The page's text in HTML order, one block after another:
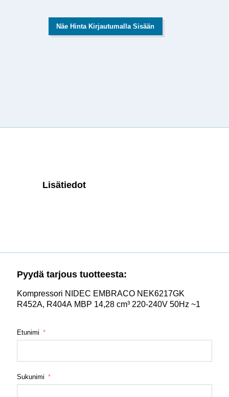
Näe Hinta Kirjautumalla Sisään
Lisätiedot
Pyydä tarjous tuotteesta:
Kompressori NIDEC EMBRACO NEK6217GK
R452A, R404A MBP 14,28 cm³ 220-240V 50Hz ~1
Etunimi
Sukunimi